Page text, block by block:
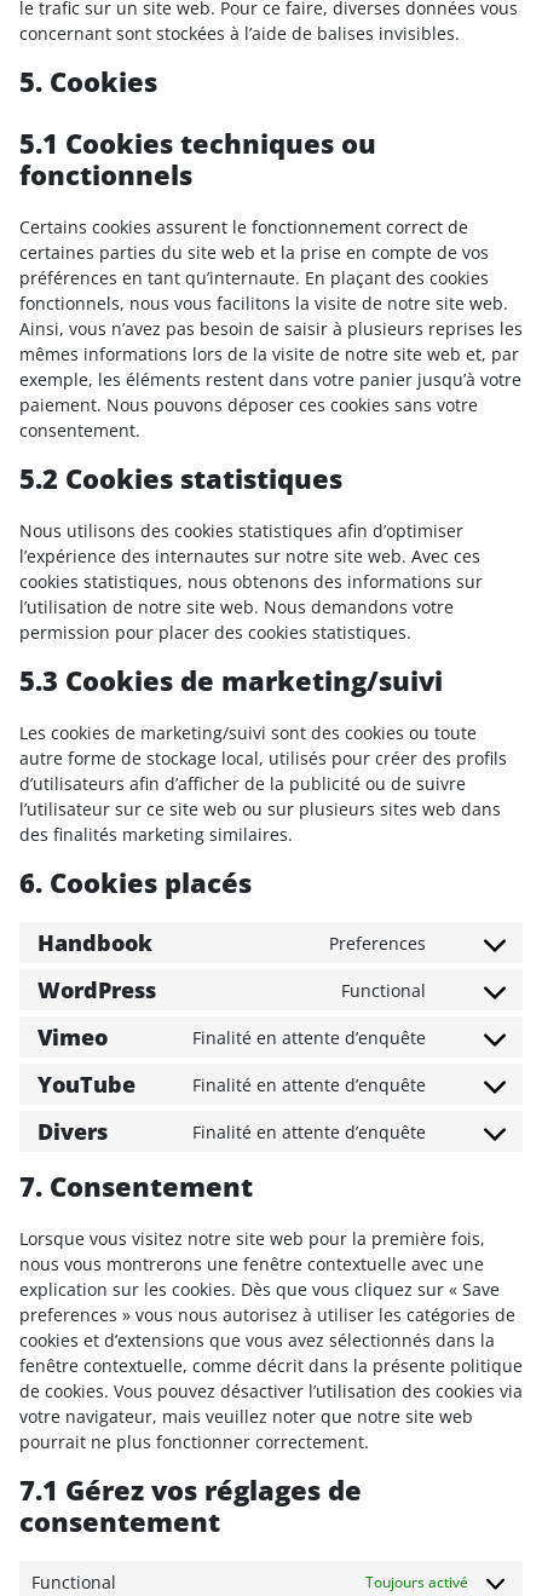
le trafic sur un site web. Pour ce faire, diverses données vous
concernant sont stockées à l’aide de balises invisibles.
5. Cookies
5.1 Cookies techniques ou
fonctionnels
Certains cookies assurent le fonctionnement correct de
certaines parties du site web et la prise en compte de vos
préférences en tant qu’internaute. En plaçant des cookies
fonctionnels, nous vous facilitons la visite de notre site web.
Ainsi, vous n’avez pas besoin de saisir à plusieurs reprises les
mêmes informations lors de la visite de notre site web et, par
exemple, les éléments restent dans votre panier jusqu’à votre
paiement. Nous pouvons déposer ces cookies sans votre
consentement.
5.2 Cookies statistiques
Nous utilisons des cookies statistiques afin d’optimiser
l’expérience des internautes sur notre site web. Avec ces
cookies statistiques, nous obtenons des informations sur
l’utilisation de notre site web. Nous demandons votre
permission pour placer des cookies statistiques.
5.3 Cookies de marketing/suivi
Les cookies de marketing/suivi sont des cookies ou toute
autre forme de stockage local, utilisés pour créer des profils
d’utilisateurs afin d’afficher de la publicité ou de suivre
l’utilisateur sur ce site web ou sur plusieurs sites web dans
des finalités marketing similaires.
6. Cookies placés
Handbook Preferences Consent
WordPress Functional Consent
Vimeo Finalité en attente d’enquête Consent to
YouTube Finalité en attente d’enquête Consent
Divers Finalité en attente d’enquête Consent
7. Consentement
Lorsque vous visitez notre site web pour la première fois,
nous vous montrerons une fenêtre contextuelle avec une
explication sur les cookies. Dès que vous cliquez sur « Save
preferences » vous nous autorisez à utiliser les catégories de
cookies et d’extensions que vous avez sélectionnés dans la
fenêtre contextuelle, comme décrit dans la présente politique
de cookies. Vous pouvez désactiver l’utilisation des cookies via
votre navigateur, mais veuillez noter que notre site web
pourrait ne plus fonctionner correctement.
7.1 Gérez vos réglages de
consentement
Functional Toujours activé